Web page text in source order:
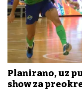
Planirano, uz
show za